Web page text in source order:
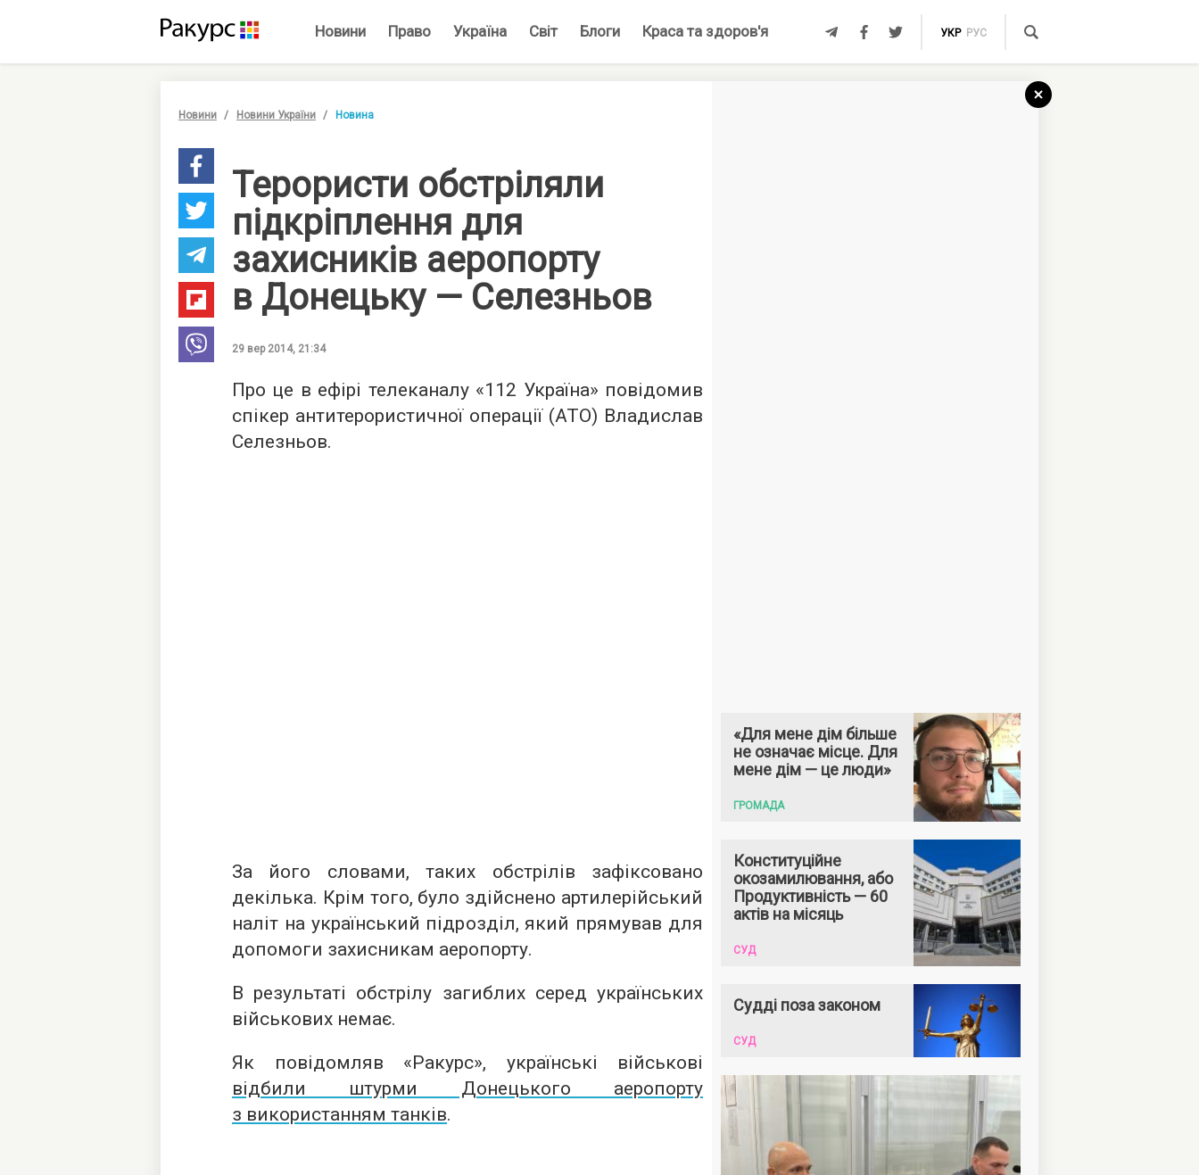
Новини Право Україна Світ Блоги Краса та здоров'я УКР РУС
Новини Новини України Новина
Терористи обстріляли
підкріплення для
захисників аеропорту
в Донецьку — Селезньов
29 вер 2014, 21:34
Про це в ефірі телеканалу «112 Україна» повідомив
спікер антитерористичної операції (АТО) Владислав
Селезньов.
За його словами, таких обстрілів зафіксовано
декілька. Крім того, було здійснено артилерійський
наліт на український підрозділ, який прямував для
допомоги захисникам аеропорту.
В результаті обстрілу загиблих серед українських
військових немає.
Як повідомляв «Ракурс», українські військові
відбили штурми Донецького аеропорту
з використанням танків.
«Для мене дім більше
не означає місце. Для
мене дім — це люди»
ГРОМАДА
Конституційне
окозамилювання, або
Продуктивність — 60
актів на місяць
СУД
Судді поза законом
СУД